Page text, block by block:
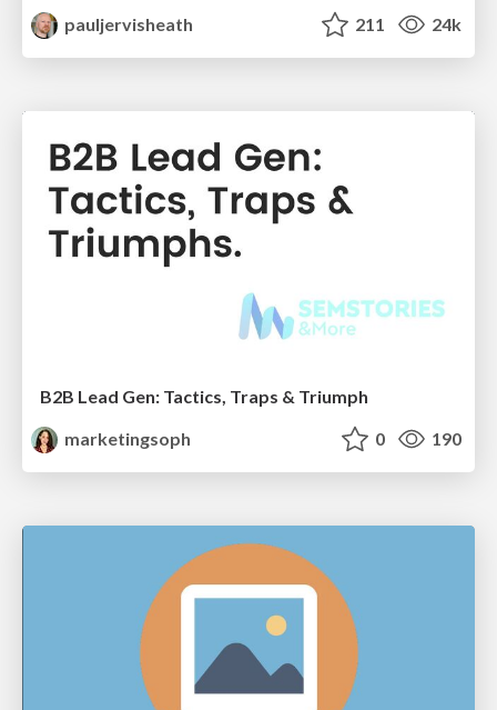
pauljervisheath
211 24k
B2B Lead Gen: Tactics, Traps & Triumph
marketingsoph
0 190